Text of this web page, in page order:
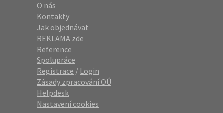
O nás
Kontakty
Jak objednávat
REKLAMA zde
Reference
Spolupráce
Registrace / Login
Zásady zpracování OÚ
Helpdesk
Nastavení cookies